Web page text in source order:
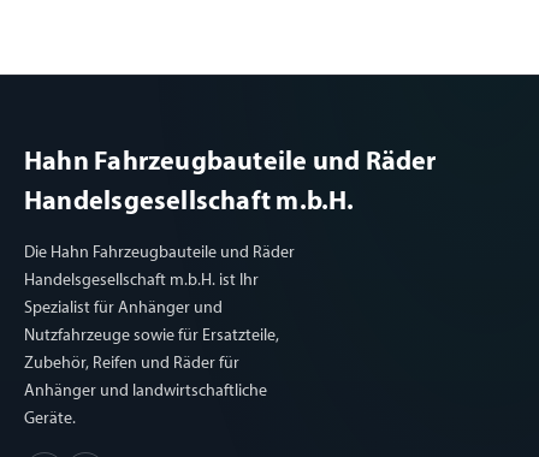
Hahn Fahrzeugbauteile und Räder
Handelsgesellschaft m.b.H.
Die Hahn Fahrzeugbauteile und Räder
Handelsgesellschaft m.b.H. ist Ihr
Spezialist für Anhänger und
Nutzfahrzeuge sowie für Ersatzteile,
Zubehör, Reifen und Räder für
Anhänger und landwirtschaftliche
Geräte.